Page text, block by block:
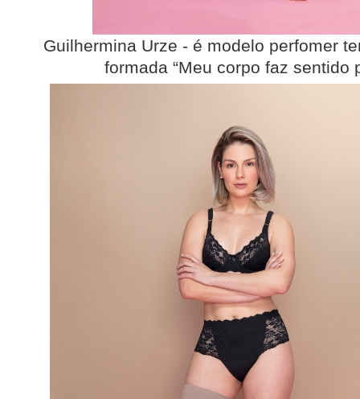
Guilhermina Urze - é modelo perfomer
formada “Meu corpo faz sentido